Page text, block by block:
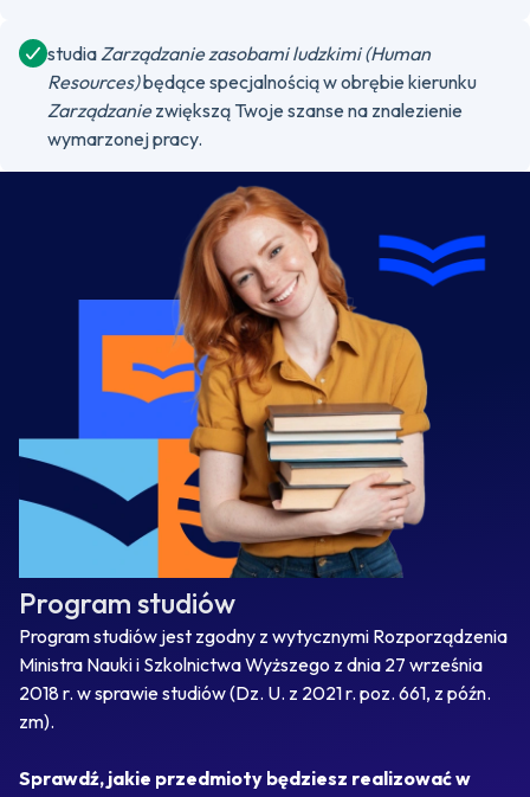
studiaZarządzanie zasobami ludzkimi (Human
Resources)będące specjalnością w obrębie kierunku
Zarządzaniezwiększą Twoje szanse na znalezienie
wymarzonej pracy.
Program studiów
Program studiów jest zgodny z wytycznymi Rozporządzenia
Ministra Nauki i Szkolnictwa Wyższego z dnia 27 września
2018 r. w sprawie studiów (Dz. U. z 2021 r. poz. 661, z późn.
zm).
Sprawdź, jakie przedmioty będziesz realizować w